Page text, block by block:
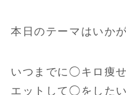
本日のテーマはいか
いつまでに◯キロ痩
エットして◯をした